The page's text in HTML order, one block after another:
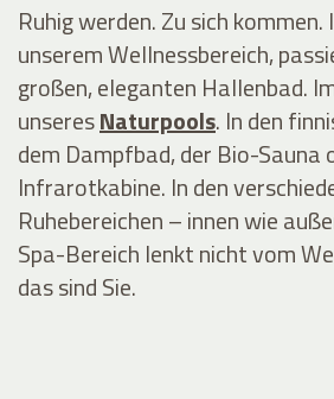
Ruhig werden. Zu sich
unserem Wellnessbereich,
großen, eleganten Hallenbad.
unseresNaturpools. In den
dem Dampfbad, der Bio-Sauna
Infrarotkabine. In den
Ruhebereichen – innen wie
Spa-Bereich lenkt nicht vom
das sind Sie.